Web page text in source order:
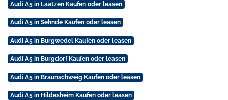
Audi A5 in Laatzen Kaufen oder leasen
Audi A5 in Sehnde Kaufen oder leasen
Audi A5 in Burgwedel Kaufen oder leasen
Audi A5 in Burgdorf Kaufen oder leasen
Audi A5 in Braunschweig Kaufen oder leasen
Audi A5 in Hildesheim Kaufen oder leasen